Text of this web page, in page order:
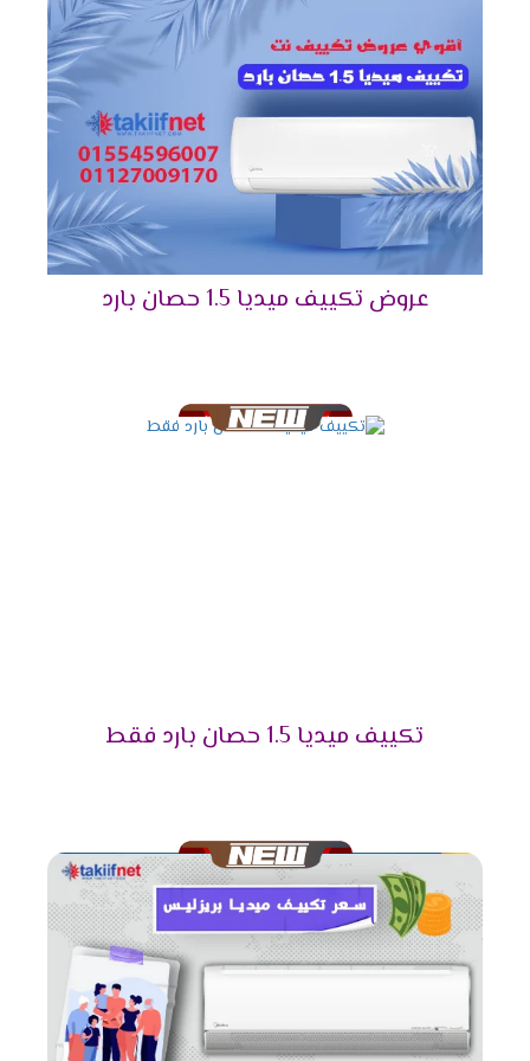
الفيروسات والجراثيم وأيضا تقوم بإزالة اى روائح
كريهة كما انها تقوم بتوزيع الهواء فى جميع انحاء
الغرفة .
فلاتر تنظيف الهواء
نوفر لكم أفضل فلاتر تعمل على تنظيف الهواء
الصادر من الخارج بشكل طبيعى وسهل كما أننا بنوفر
لكم مؤشر فى الجهاز يظهر لكم الوقت المناسب
ليقوم العميل بتنظيف الفلاتر من أى أتربة وأكثر ما
يميز تلك الفلاتر أنها سهلة التنظيف ويستطيع أى
أستمتع مع أجهزة ميديا بأقوى شاشة عرض ديجيتال
التميز بالتبريد السريع
التميز بالتشغيل التلقائى
لانقطاع الكهرباء المتكرر وفرنا لعملائنا الكرام خاصية
التشغيل التلقائى التى تعمل على اعادة تشغيل
الجهاز مرة اخرى عند عودة الكهرباء وتقوم بحفظ
كافة الخواص التى كانت تعمل ليعيد تشغيلها مرة
أخرى وبجانب كل تلك المميزات تحافظ على الجهاز من
عروض تكييف ميديا 1.5 حصان بارد
تكييف ميديا 1.5 حصان بارد فقط